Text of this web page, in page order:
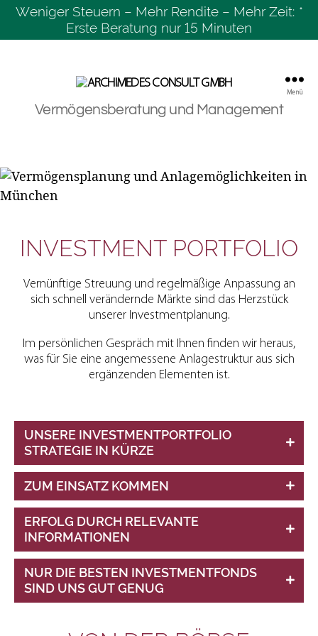
Weniger Steuern – Mehr Rendite – Mehr Zeit: *
Erste Beratung nur 15 Minuten
Consult
Vermögensberatung und Management
Menü
INVESTMENT PORTFOLIO
Vernünftige Streuung und regelmäßige Anpassung an
sich schnell verändernde Märkte sind das Herzstück
unserer Investmentplanung.
Im persönlichen Gespräch mit Ihnen finden wir heraus,
was für Sie eine angemessene Anlagestruktur aus sich
ergänzenden Elementen ist.
UNSERE INVESTMENTPORTFOLIO
STRATEGIE IN KÜRZE
Unabhängige Selektion der besten Fonds
Kontinuierliche Überwachung & Optimierung des
Portfolios
Reduziertes Anlagerisiko dank Streuung
Transparenz durch vierteljährliche Depotreports
Depotverfolgung online in Echtzeit
Professionelle und kostengünstige Verwaltung
ZUM EINSATZ KOMMEN
Investmentfonds
Rentenfonds
Immobilienfonds
Mischfonds
Hierzu stehen uns fast alle in Deutschland
diesem breiten Angebot selektieren wir
ERFOLG DURCH RELEVANTE
INFORMATIONEN
Von großen Gesellschaften erhalten wir
regelmäßig Markt- und volkswirtschaftliche
NUR DIE BESTEN INVESTMENTFONDS
SIND UNS GUT GENUG
Insofern suchen wir akribisch die langjährig